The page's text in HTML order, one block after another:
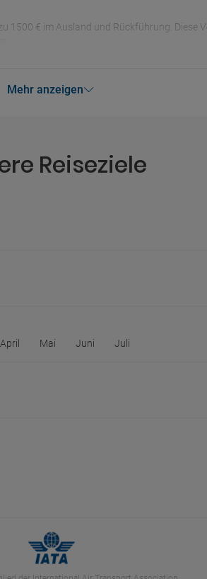
€ im Ausland und Rückführung. Diese
Mehr anzeigen
Reiseziele
April Mai Juni Juli